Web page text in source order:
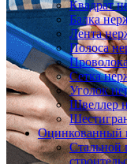
Квадрат
Балка
Лента
Полоса
Сетка
Уголок
Швеллер
Оцинкованный
Стальной